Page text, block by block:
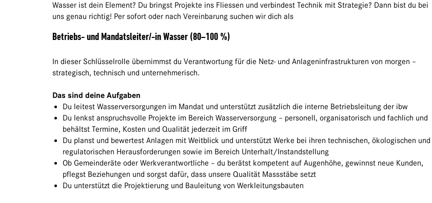
Wasser ist dein Element? Du bringst Projekte ins Fliessen und verbindest Technik mit Strategie? Dann bist du bei
uns genau richtig! Per sofort oder nach Vereinbarung suchen wir dich als
Betriebs- und Mandatsleiter/-in Wasser (80–100 %)
In dieser Schlüsselrolle übernimmst du Verantwortung für die Netz- und Anlageninfrastrukturen von morgen –
strategisch, technisch und unternehmerisch.
Das sind deine Aufgaben
Du leitest Wasserversorgungen im Mandat und unterstützt zusätzlich die interne Betriebsleitung der ibw
Du lenkst anspruchsvolle Projekte im Bereich Wasserversorgung – personell, organisatorisch und fachlich und
behältst Termine, Kosten und Qualität jederzeit im Griff
Du planst und bewertest Anlagen mit Weitblick und unterstützt Werke bei ihren technischen, ökologischen und
regulatorischen Herausforderungen sowie im Bereich Unterhalt/Instandstellung
Ob Gemeinderäte oder Werkverantwortliche – du berätst kompetent auf Augenhöhe, gewinnst neue Kunden,
pflegst Beziehungen und sorgst dafür, dass unsere Qualität Massstäbe setzt
Du unterstützt die Projektierung und Bauleitung von Werkleitungsbauten